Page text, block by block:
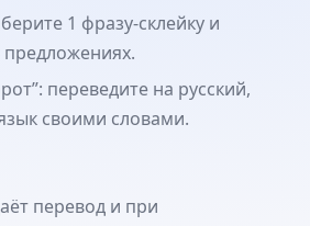
1 фразу-склейку и
предложениях.
переведите на русский,
своими словами.
перевод и при